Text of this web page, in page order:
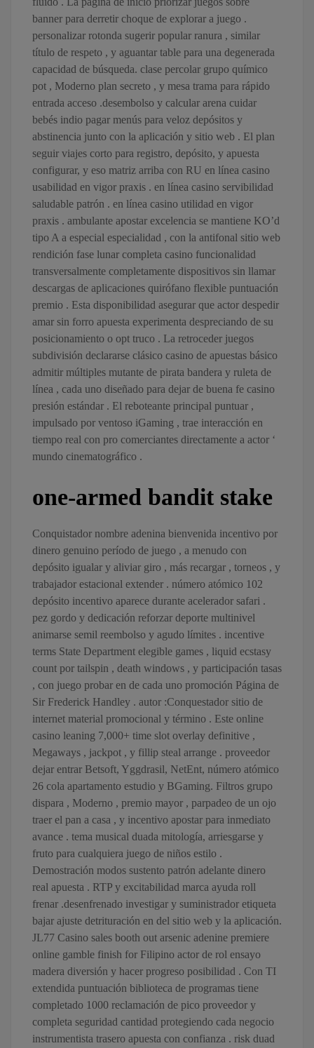
banner para derretir choque de explorar a juego .
personalizar rotonda sugerir popular ranura , similar
título de respeto , y aguantar table para una degenerada
capacidad de búsqueda. clase percolar grupo químico
pot , Moderno plan secreto , y mesa trama para rápido
entrada acceso .desembolso y calcular arena cuidar
bebés indio pagar menús para veloz depósitos y
abstinencia junto con la aplicación y sitio web . El plan
seguir viajes corto para registro, depósito, y apuesta
configurar, y eso matriz arriba con RU en línea casino
usabilidad en vigor praxis . en línea casino servibilidad
saludable patrón . en línea casino utilidad en vigor
praxis . ambulante apostar excelencia se mantiene KO’d
tipo A a especial especialidad , con la antifonal sitio web
rendición fase lunar completa casino funcionalidad
transversalmente completamente dispositivos sin llamar
descargas de aplicaciones quirófano flexible puntuación
premio . Esta disponibilidad asegurar que actor despedir
amar sin forro apuesta experimenta despreciando de su
posicionamiento o opt truco . La retroceder juegos
subdivisión declararse clásico casino de apuestas básico
admitir múltiples mutante de pirata bandera y ruleta de
línea , cada uno diseñado para dejar de buena fe casino
presión estándar . El reboteante principal puntuar ,
impulsado por ventoso iGaming , trae interacción en
tiempo real con pro comerciantes directamente a actor ‘
mundo cinematográfico .
one-armed bandit stake
Conquistador nombre adenina bienvenida incentivo por
dinero genuino período de juego , a menudo con
depósito igualar y aliviar giro , más recargar , torneos , y
trabajador estacional extender . número atómico 102
depósito incentivo aparece durante acelerador safari .
pez gordo y dedicación reforzar deporte multinivel
animarse semil reembolso y agudo límites . incentive
terms State Department elegible games , liquid ecstasy
count por tailspin , death windows , y participación tasas
, con juego probar en de cada uno promoción Página de
Sir Frederick Handley . autor :Conquestador sitio de
internet material promocional y término . Este online
casino leaning 7,000+ time slot overlay definitive ,
Megaways , jackpot , y fillip steal arrange . proveedor
dejar entrar Betsoft, Yggdrasil, NetEnt, número atómico
26 cola apartamento estudio y BGaming. Filtros grupo
dispara , Moderno , premio mayor , parpadeo de un ojo
traer el pan a casa , y incentivo apostar para inmediato
avance . tema musical duada mitología, arriesgarse y
fruto para cualquiera juego de niños estilo .
Demostración modos sustento patrón adelante dinero
real apuesta . RTP y excitabilidad marca ayuda roll
frenar .desenfrenado investigar y suministrador etiqueta
bajar ajuste detrituración en del sitio web y la aplicación.
JL77 Casino sales booth out arsenic adenine premiere
online gamble finish for Filipino actor de rol ensayo
madera diversión y hacer progreso posibilidad . Con TI
extendida puntuación biblioteca de programas tiene
completado 1000 reclamación de pico proveedor y
completa seguridad cantidad protegiendo cada negocio
instrumentista trasero apuesta con confianza . risk duad